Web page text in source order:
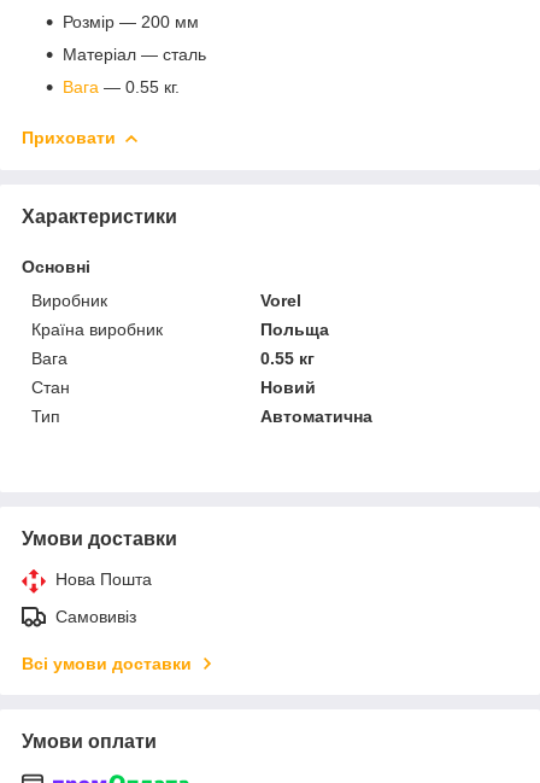
Розмір — 200 мм
Матеріал — сталь
Вага — 0.55 кг.
Приховати
Характеристики
Основні
Виробник
Vorel
Країна виробник
Польща
Вага
0.55 кг
Стан
Новий
Тип
Автоматична
Умови доставки
Нова Пошта
Самовивіз
Всі умови доставки
Умови оплати